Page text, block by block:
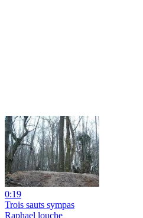
0:19
Trois sauts sympas
Raphael louche